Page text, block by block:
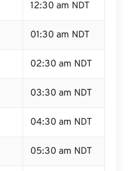
12:30 am NDT
01:30 am NDT
02:30 am NDT
03:30 am NDT
04:30 am NDT
05:30 am NDT